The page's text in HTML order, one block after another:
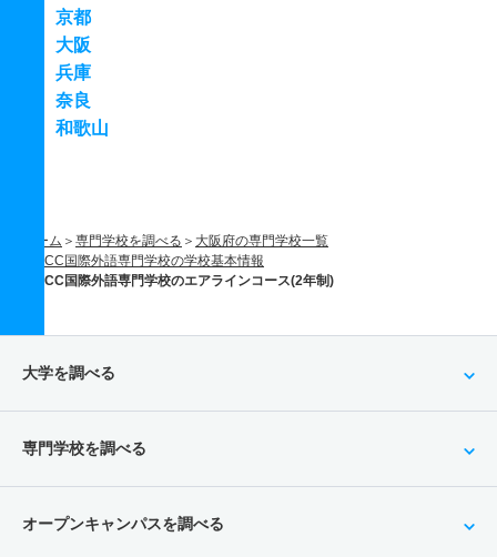
京都
大阪
兵庫
奈良
和歌山
ホーム 専門学校を調べる
大阪府の専門学校一覧
ECC国際外語専門学校の学校基本情報
ECC国際外語専門学校のエアラインコース(2年制)
大学を調べる
専門学校を調べる
オープンキャンパスを調べる